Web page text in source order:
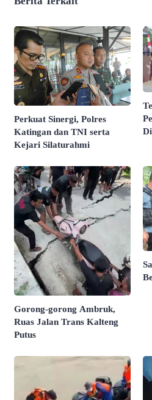
Perkuat Sinergi, Polres
Katingan dan TNI serta
Kejari Silaturahmi
Gorong-gorong Ambruk,
Ruas Jalan Trans Kalteng
Putus